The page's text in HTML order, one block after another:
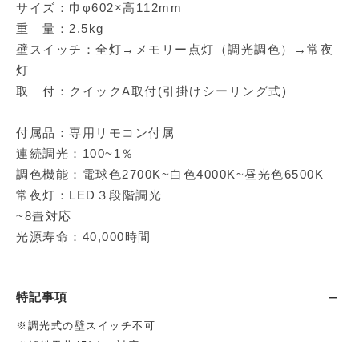
サイズ：巾φ602×高112mm
重 量：2.5kg
壁スイッチ：全灯→メモリー点灯（調光調色）→常夜
灯
取 付：クイックA取付(引掛けシーリング式)
付属品：専用リモコン付属
連続調光：100~1％
調色機能：電球色2700K~白色4000K~昼光色6500K
常夜灯：LED３段階調光
~8畳対応
光源寿命：40,000時間
特記事項
※調光式の壁スイッチ不可